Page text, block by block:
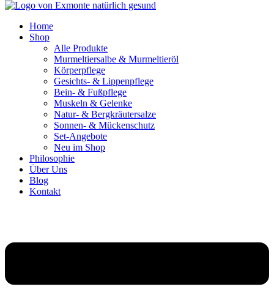
Home
Shop
Alle Produkte
Murmeltiersalbe & Murmeltieröl
Körperpflege
Gesichts- & Lippenpflege
Bein- & Fußpflege
Muskeln & Gelenke
Natur- & Bergkräutersalze
Sonnen- & Mückenschutz
Set-Angebote
Neu im Shop
Philosophie
Über Uns
Blog
Kontakt